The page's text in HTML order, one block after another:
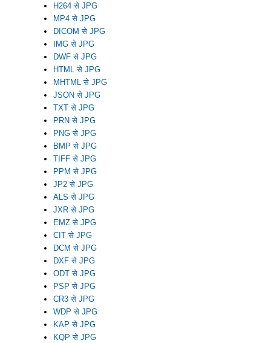
H264 से JPG
MP4 से JPG
DICOM से JPG
IMG से JPG
DWF से JPG
HTML से JPG
MHTML से JPG
JSON से JPG
TXT से JPG
PRN से JPG
PNG से JPG
BMP से JPG
TIFF से JPG
PPM से JPG
JP2 से JPG
ALS से JPG
JXR से JPG
EMZ से JPG
CIT से JPG
DCM से JPG
DXF से JPG
ODT से JPG
PSP से JPG
CR3 से JPG
WDP से JPG
KAP से JPG
KQP से JPG